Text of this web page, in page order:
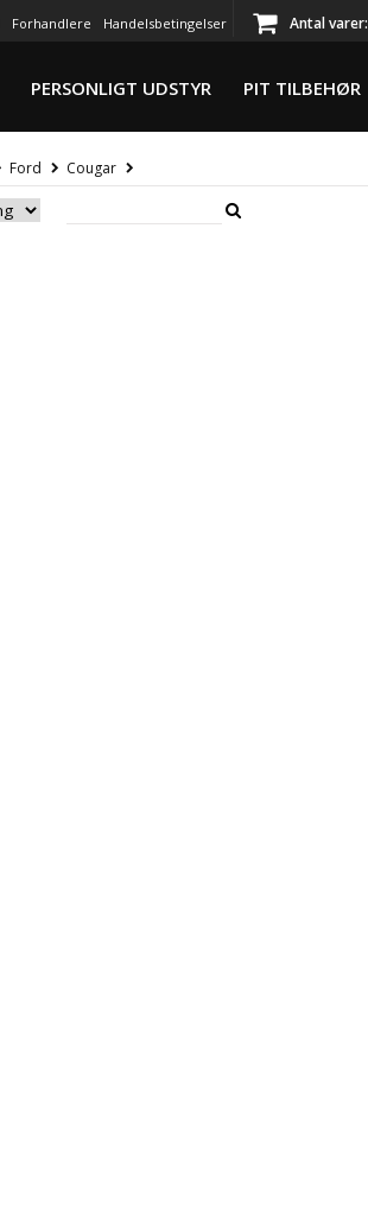
Forhandlere Handelsbetingelser Antal varer:
PERSONLIGT UDSTYR PIT TILBEHØR
Ford Cougar